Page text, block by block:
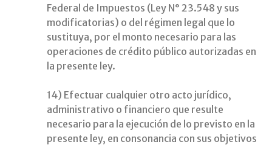
Federal de Impuestos (Ley N° 23.548 y sus
modificatorias) o del régimen legal que lo
sustituya, por el monto necesario para las
operaciones de crédito público autorizadas en
la presente ley.
14) Efectuar cualquier otro acto jurídico,
administrativo o financiero que resulte
necesario para la ejecución de lo previsto en la
presente ley, en consonancia con sus objetivos